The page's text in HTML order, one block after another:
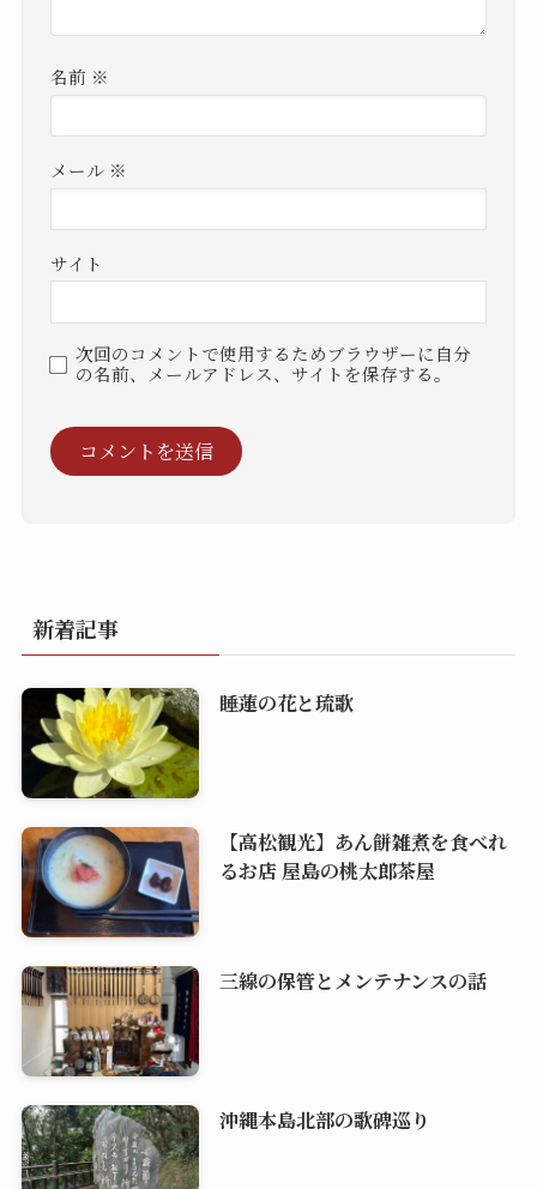
名前 ※
メール ※
サイト
次回のコメントで使用するためブラウザーに自分
の名前、メールアドレス、サイトを保存する。
新着記事
睡蓮の花と琉歌
【高松観光】あん餅雑煮を食べれ
るお店 屋島の桃太郎茶屋
三線の保管とメンテナンスの話
沖縄本島北部の歌碑巡り